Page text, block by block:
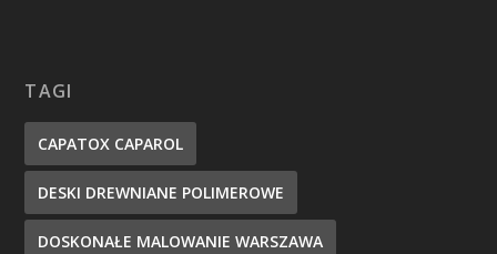
TAGI
CAPATOX CAPAROL
DESKI DREWNIANE POLIMEROWE
DOSKONAŁE MALOWANIE WARSZAWA